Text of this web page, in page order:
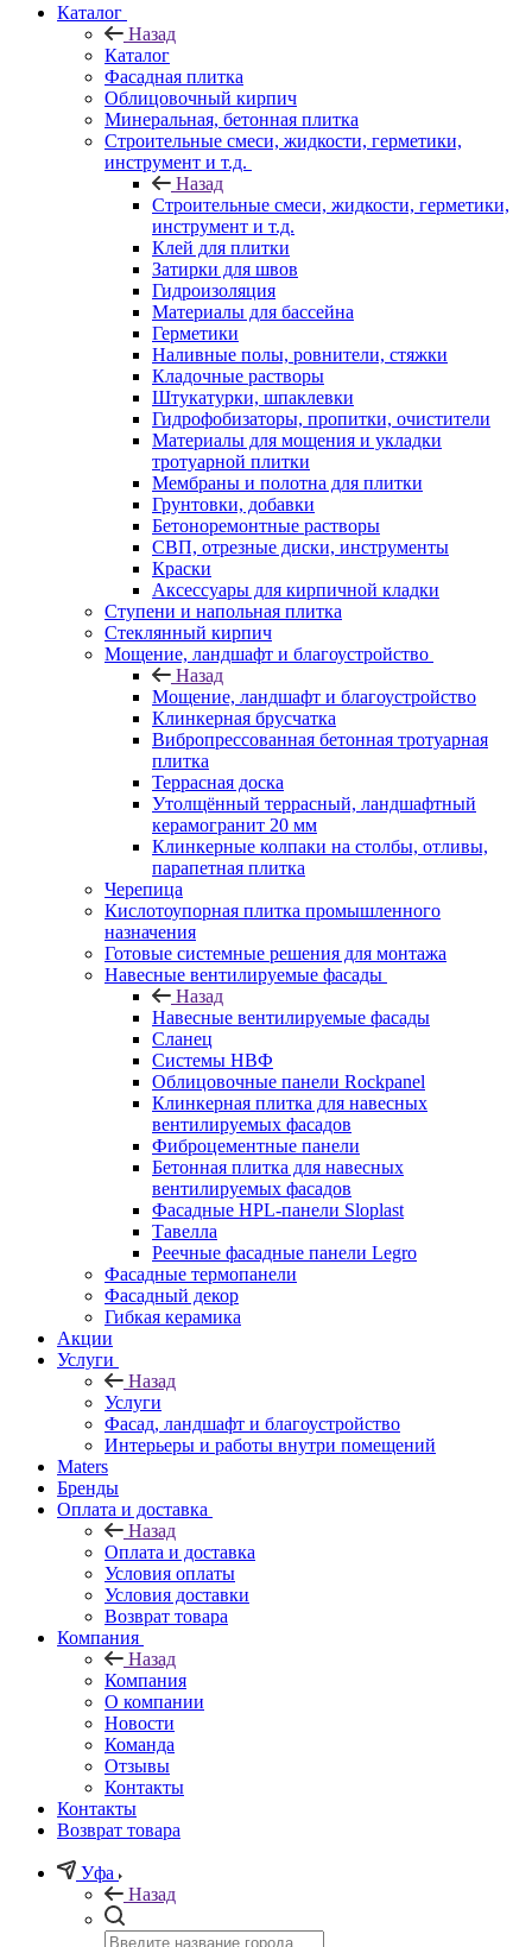
Каталог
Назад
Каталог
Фасадная плитка
Облицовочный кирпич
Минеральная, бетонная плитка
Строительные смеси, жидкости, герметики,
инструмент и т.д.
Назад
Строительные смеси, жидкости, герметики,
инструмент и т.д.
Клей для плитки
Затирки для швов
Гидроизоляция
Материалы для бассейна
Герметики
Наливные полы, ровнители, стяжки
Кладочные растворы
Штукатурки, шпаклевки
Гидрофобизаторы, пропитки, очистители
Материалы для мощения и укладки
тротуарной плитки
Мембраны и полотна для плитки
Грунтовки, добавки
Бетоноремонтные растворы
СВП, отрезные диски, инструменты
Краски
Аксессуары для кирпичной кладки
Ступени и напольная плитка
Cтеклянный кирпич
Мощение, ландшафт и благоустройство
Назад
Мощение, ландшафт и благоустройство
Клинкерная брусчатка
Вибропрессованная бетонная тротуарная
плитка
Террасная доска
Утолщённый террасный, ландшафтный
керамогранит 20 мм
Клинкерные колпаки на столбы, отливы,
парапетная плитка
Черепица
Кислотоупорная плитка промышленного
назначения
Готовые системные решения для монтажа
Навесные вентилируемые фасады
Назад
Навесные вентилируемые фасады
Сланец
Системы НВФ
Облицовочные панели Rockpanel
Клинкерная плитка для навесных
вентилируемых фасадов
Фиброцементные панели
Бетонная плитка для навесных
вентилируемых фасадов
Фасадные HPL-панели Sloplast
Тавелла
Реечные фасадные панели Legro
Фасадные термопанели
Фасадный декор
Гибкая керамика
Акции
Услуги
Назад
Услуги
Фасад, ландшафт и благоустройство
Интерьеры и работы внутри помещений
Maters
Бренды
Оплата и доставка
Назад
Оплата и доставка
Условия оплаты
Условия доставки
Возврат товара
Компания
Назад
Компания
О компании
Новости
Команда
Отзывы
Контакты
Контакты
Возврат товара
Уфа
Назад